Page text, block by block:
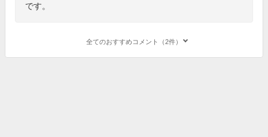
です。
全てのおすすめコメント（2件）